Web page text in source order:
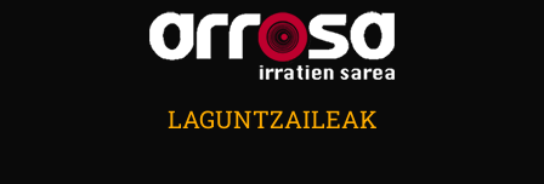
LAGUNTZAILEAK